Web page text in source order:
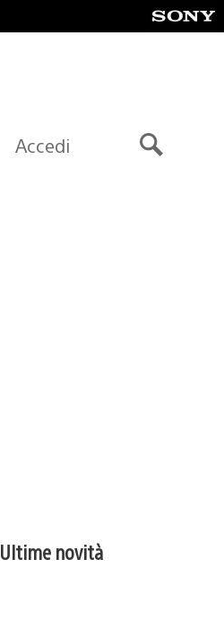
Accedi
Ultime novità